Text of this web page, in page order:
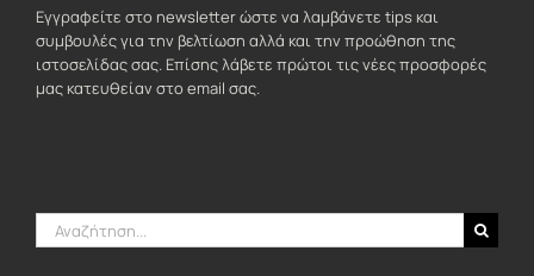
Εγγραφείτε στο newsletter ώστε να λαμβάνετε tips και
συμβουλές για την βελτίωση αλλά και την προώθηση της
ιστοσελίδας σας. Επίσης λάβετε πρώτοι τις νέες προσφορές
μας κατευθείαν στο email σας.
Αναζήτηση
για: